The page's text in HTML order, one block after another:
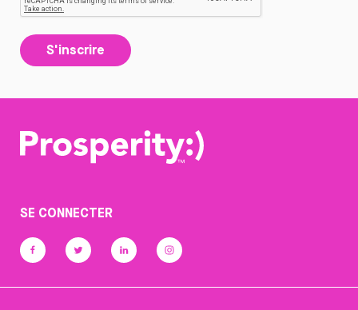
S'inscrire
SE CONNECTER